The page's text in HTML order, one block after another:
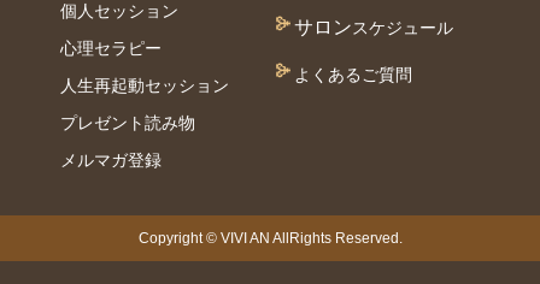
個⼈セッション
⼼理セラピー
人生再起動セッション
プレゼント読み物
メルマガ登録
サロンスケジュール
よくあるご質問
Copyright © VIVI AN AllRights Reserved.